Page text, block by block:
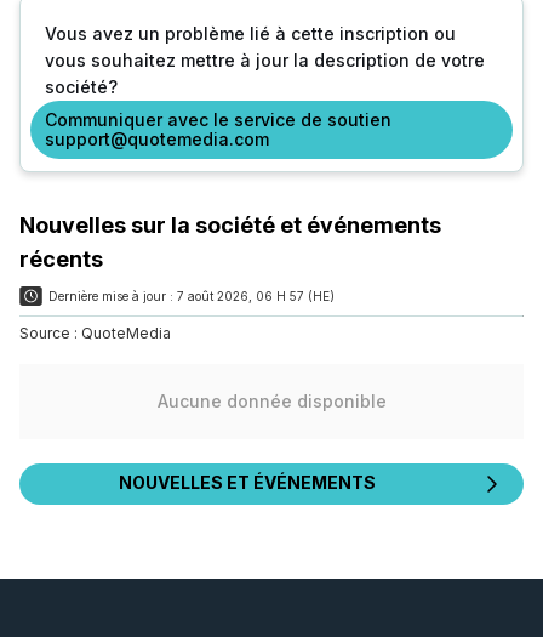
Vous avez un problème lié à cette inscription ou
vous souhaitez mettre à jour la description de votre
société?
Communiquer avec le service de soutien
support@quotemedia.com
Nouvelles sur la société et événements
récents
Dernière mise à jour : 7 août 2026, 06 H 57 (HE)
Source : QuoteMedia
Aucune donnée disponible
NOUVELLES ET ÉVÉNEMENTS